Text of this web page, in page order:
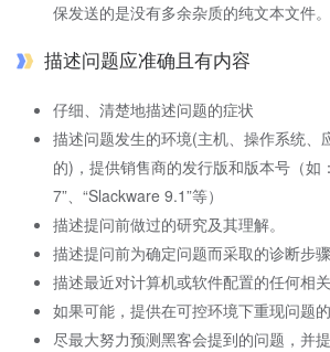
保发送的是没有多余杂质的纯文本文件。
描述问题应准确且有内容
仔细、清楚地描述问题的症状
描述问题发生的环境(主机、操作系统、
的)，提供销售商的发行版和版本号（如
7”、“Slackware 9.1”等）
描述提问前做过的研究及其理解。
描述提问前为确定问题而采取的诊断步骤
描述最近对计算机或软件配置的任何相关
如果可能，提供在可控环境下重现问题的
尽最大努力预测黑客会提到的问题，并提